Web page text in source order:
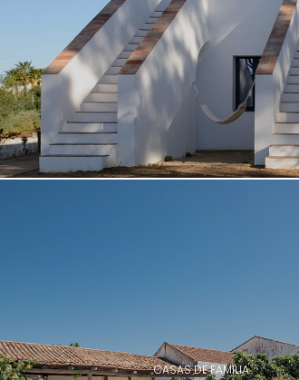
CASAS DE FAMÍLIA